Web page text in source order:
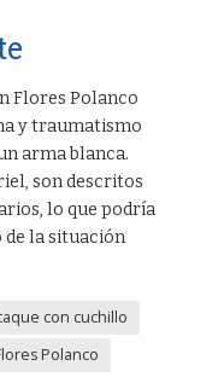
Flores Polanco
y traumatismo
arma blanca.
son descritos
lo que podría
la situación
con cuchillo
Polanco